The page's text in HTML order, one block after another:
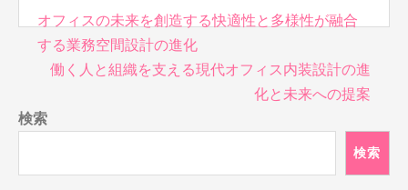
投
稿
ナ
ゲ
ー
ョ
オフィスの未来を創造する快適性と多様性が融合
する業務空間設計の進化
働く人と組織を支える現代オフィス内装設計の進
化と未来への提案
検索
検索